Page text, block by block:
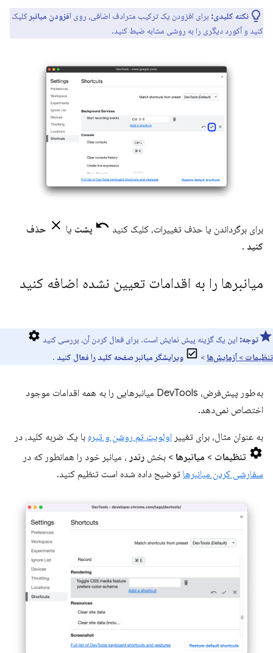
نکته کلیدی: برای افزودن یک ترکیب مترادف اضافی، روی افزودن میانبر کلیک
کنید و آکورد دیگری را به روشی مشابه ضبط کنید.
برای برگرداندن یا حذف تغییرات، کلیک کنید پشت یا
حذف
کنید .
میانبرها را به اقدامات تعیین نشده اضافه کنید
توجه: این یک گزینه پیش نمایش است. برای فعال کردن آن، بررسی کنید
تنظیمات >آزمایش‌ها > ویرایشگر میانبر صفحه کلید را فعال کنید .
به‌طور پیش‌فرض، DevTools میانبرهایی را به همه اقدامات موجود
اختصاص نمی‌دهد.
به عنوان مثال، برای تغییر اولویت تم روشن و تیره با یک ضربه کلید، در
تنظیمات > میانبرها > بخش رندر ، میانبر خود را همانطور که در
سفارشی کردن میانبرها توضیح داده شده است تنظیم کنید.